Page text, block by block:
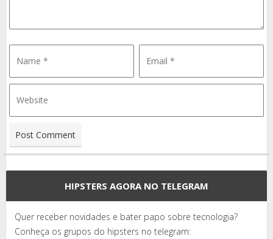
HIPSTERS AGORA NO TELEGRAM
Quer receber novidades e bater papo sobre tecnologia?
Conheça os grupos do hipsters no telegram: